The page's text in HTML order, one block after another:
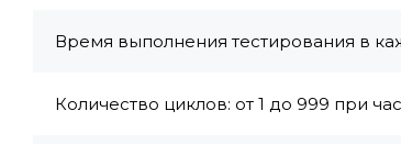
Время выполнения тестирования в
Количество циклов: от 1 до 999 при